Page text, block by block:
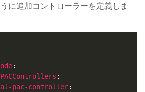
に追加コントローラーを定義しま
pac-controller